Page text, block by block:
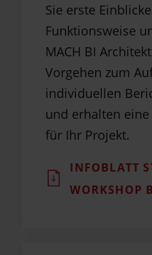
Sie erste
Funktionsweise
MACH BI
Vorgehen zum
individuellen
und erhalten
für Ihr Projekt.
INFOBLATT
WORKSHOP